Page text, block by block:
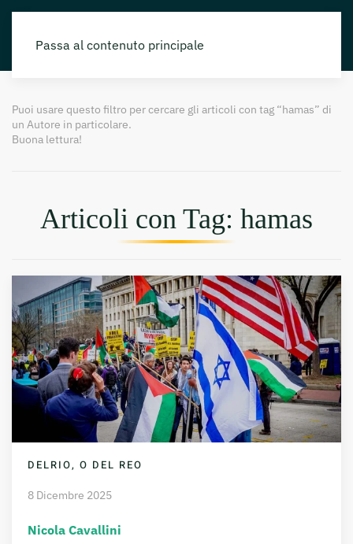
Passa al contenuto principale
Puoi usare questo filtro per cercare gli articoli con tag “hamas” di
un Autore in particolare.
Buona lettura!
Articoli con Tag: hamas
DELRIO, O DEL REO
8 Dicembre 2025
Nicola Cavallini